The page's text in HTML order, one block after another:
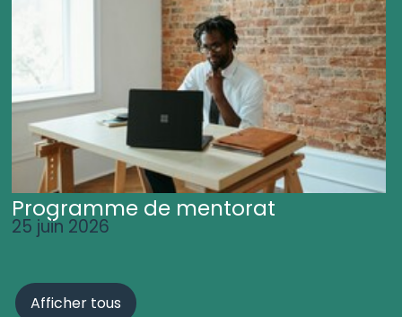
Programme de mentorat
25 juin 2026
Afficher tous